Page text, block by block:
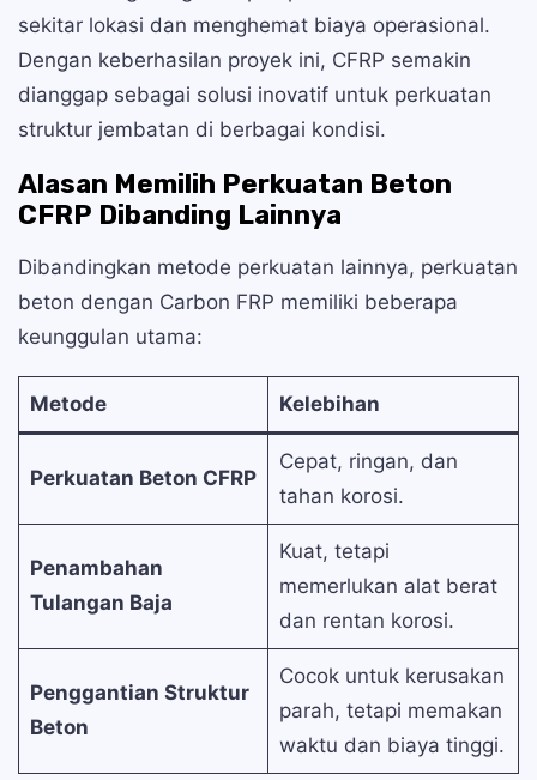
sekitar lokasi dan menghemat biaya operasional.
Dengan keberhasilan proyek ini, CFRP semakin
dianggap sebagai solusi inovatif untuk perkuatan
struktur jembatan di berbagai kondisi.
Alasan Memilih Perkuatan Beton
CFRP Dibanding Lainnya
Dibandingkan metode perkuatan lainnya, perkuatan
beton dengan Carbon FRP memiliki beberapa
keunggulan utama:
Metode Kelebihan
Perkuatan Beton CFRP
Cepat, ringan, dan
tahan korosi.
Penambahan
Tulangan Baja
Kuat, tetapi
memerlukan alat berat
dan rentan korosi.
Penggantian Struktur
Beton
Cocok untuk kerusakan
parah, tetapi memakan
waktu dan biaya tinggi.